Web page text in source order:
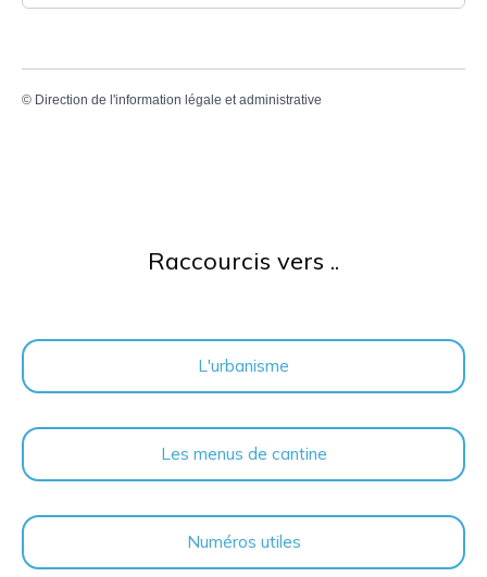
© Direction de l'information légale et administrative
Raccourcis vers ..
L'urbanisme
Les menus de cantine
Numéros utiles